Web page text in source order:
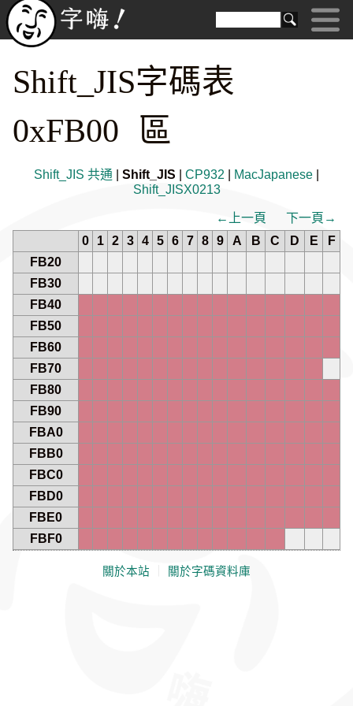
Shift_JIS字碼表
0xFB00 區
Shift_JIS 共通 Shift_JIS CP932 MacJapanese
Shift_JISX0213
←上一頁
下一頁→
0
1 2 3 4 5 6 7 8 9 A B C D E
F
FB20
FB30
FB40
FB50
FB60
FB70
FB80
FB90
FBA0
FBB0
FBC0
FBD0
FBE0
FBF0
關於本站 關於字碼資料庫